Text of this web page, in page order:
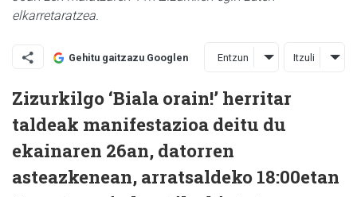
elkarretaratzea.
Gehitu gaitzazu Googlen Entzun Itzuli
Zizurkilgo ‘Biala orain!’ herritar
taldeak manifestazioa deitu du
ekainaren 26an, datorren
asteazkenean, arratsaldeko 18:00etan